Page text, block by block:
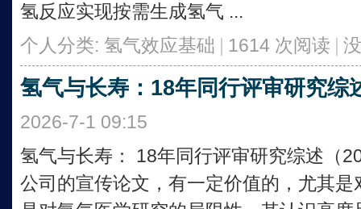
氢反应实现按需生成氢气 ...
个人分类: 氢气效应基础 | 1614 次阅读 |
氢气与长寿：18年同行评审研究综
2026-7-1 09:15
氢气与长寿： 18年同行评审研究综述（
公司的宣传论文，有一定价值的，尤其